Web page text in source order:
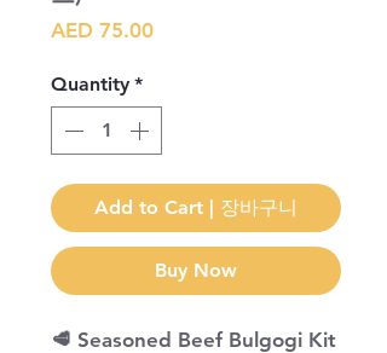
AED 75.00Price
Quantity *
Add to Cart | 장바구니
Buy Now
​🥩 Seasoned Beef Bulgogi Kit